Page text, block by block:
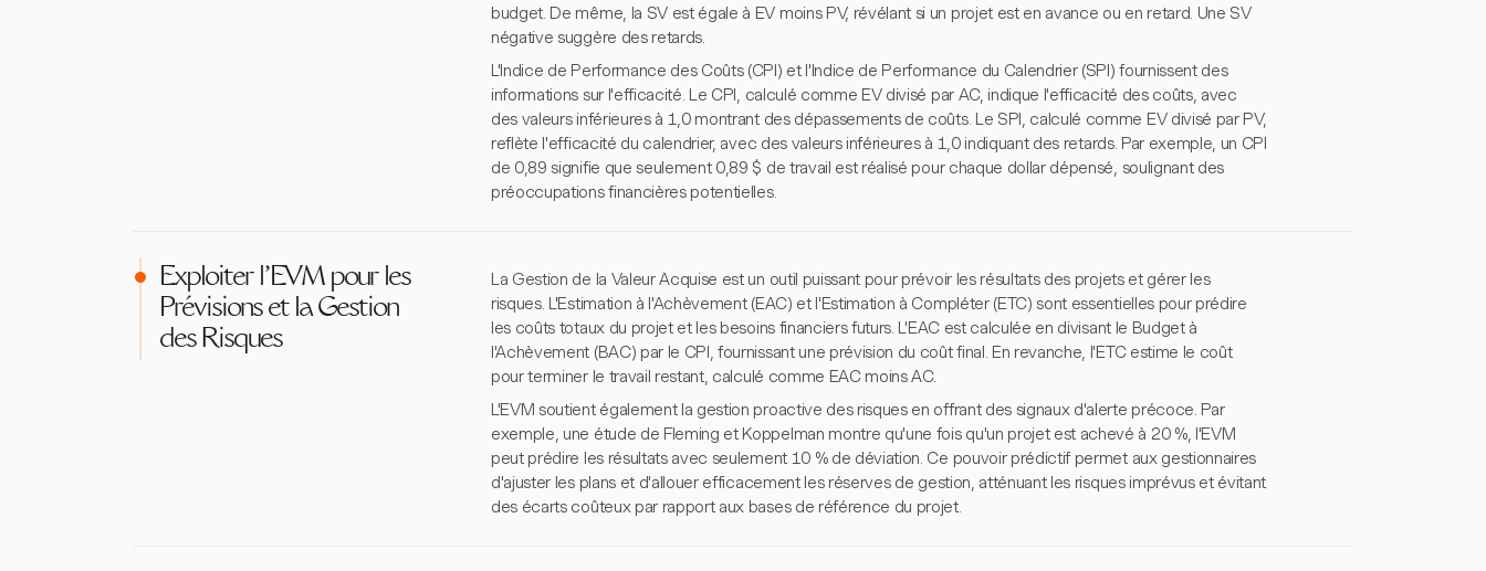
budget. De même, la SV est égale à EV moins PV, révélant si un projet est en avance ou en retard. Une SV
négative suggère des retards.
L'Indice de Performance des Coûts (CPI) et l'Indice de Performance du Calendrier (SPI) fournissent des
informations sur l'efficacité. Le CPI, calculé comme EV divisé par AC, indique l'efficacité des coûts, avec
des valeurs inférieures à 1,0 montrant des dépassements de coûts. Le SPI, calculé comme EV divisé par PV,
reflète l'efficacité du calendrier, avec des valeurs inférieures à 1,0 indiquant des retards. Par exemple, un CPI
de 0,89 signifie que seulement 0,89 $ de travail est réalisé pour chaque dollar dépensé, soulignant des
préoccupations financières potentielles.
Exploiter l'EVM pour les
Prévisions et la Gestion
des Risques
La Gestion de la Valeur Acquise est un outil puissant pour prévoir les résultats des projets et gérer les
risques. L'Estimation à l'Achèvement (EAC) et l'Estimation à Compléter (ETC) sont essentielles pour prédire
les coûts totaux du projet et les besoins financiers futurs. L'EAC est calculée en divisant le Budget à
l'Achèvement (BAC) par le CPI, fournissant une prévision du coût final. En revanche, l'ETC estime le coût
pour terminer le travail restant, calculé comme EAC moins AC.
L'EVM soutient également la gestion proactive des risques en offrant des signaux d'alerte précoce. Par
exemple, une étude de Fleming et Koppelman montre qu'une fois qu'un projet est achevé à 20 %, l'EVM
peut prédire les résultats avec seulement 10 % de déviation. Ce pouvoir prédictif permet aux gestionnaires
d'ajuster les plans et d'allouer efficacement les réserves de gestion, atténuant les risques imprévus et évitant
des écarts coûteux par rapport aux bases de référence du projet.